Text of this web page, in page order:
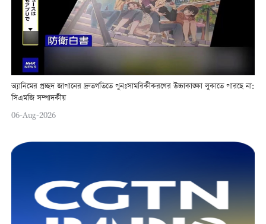
অ্যানিমের প্রচ্ছদ জাপানের দ্রুতগতিতে পুনঃসামরিকীকরণের উচ্চাকাঙ্ক্ষা লুকাতে পারছে না:
সিএমজি সম্পাদকীয়
06-Aug-2026